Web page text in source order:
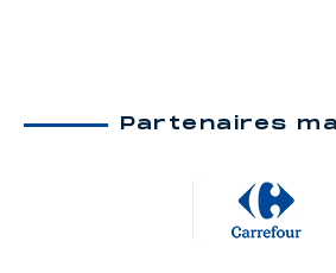
Partenaires